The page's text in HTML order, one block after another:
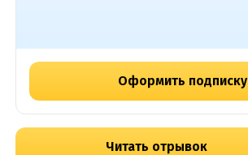
Оформить подписку
Читать отрывок